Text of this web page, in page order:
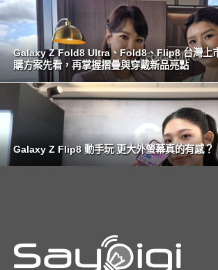
Galaxy Z Fold8 Ultra、Fold8、Flip8 台灣上
購方案先看，再掌握摺疊與穿戴新品亮點
Galaxy Z Flip8 動手玩 更大外螢幕真的有感？